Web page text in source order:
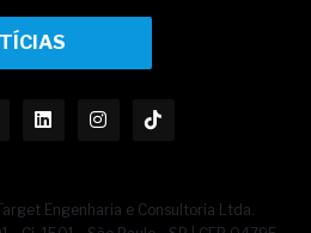
Engenharia e Consultoria Ltda.